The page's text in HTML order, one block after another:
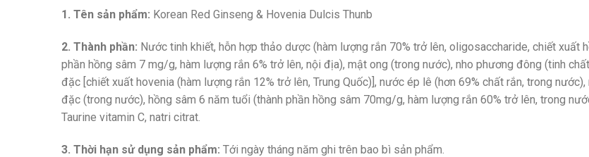
1. Tên sản phẩm: Korean Red Ginseng & Hovenia Dulcis Thunb
2. Thành phần: Nước tinh khiết, hỗn hợp thảo dược (hàm lượng rắn 70% trở lên, oligosaccharide, chiết xuất
phần hồng sâm 7 mg/g, hàm lượng rắn 6% trở lên, nội địa), mật ong (trong nước), nho phương đông (tinh
đặc [chiết xuất hovenia (hàm lượng rắn 12% trở lên, Trung Quốc)], nước ép lê (hơn 69% chất rắn, trong
đặc (trong nước), hồng sâm 6 năm tuổi (thành phần hồng sâm 70mg/g, hàm lượng rắn 60% trở lên, trong
Taurine vitamin C, natri citrat.
3. Thời hạn sử dụng sản phẩm: Tới ngày tháng năm ghi trên bao bì sản phẩm.